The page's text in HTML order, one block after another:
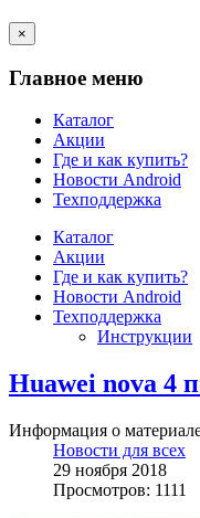
×
Главное меню
Каталог
Акции
Где и как купить?
Новости Android
Техподдержка
Каталог
Акции
Где и как купить?
Новости Android
Техподдержка
Инструкции
Huawei nova 4
Информация о
Новости для всех
29 ноября 2018
Просмотров: 1111